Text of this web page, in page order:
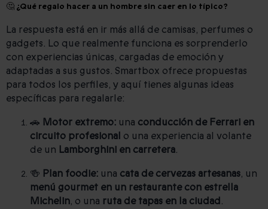
🤔 ¿Qué regalo hacer a un hombre sin caer en lo típico?
La respuesta está en ir más allá de camisas, perfumes o
gadgets. Lo que realmente funciona es sorprenderlo
con experiencias únicas, cargadas de emoción y
adaptadas a sus gustos. Smartbox ofrece propuestas
para todos los perfiles, y aquí tienes algunas ideas
específicas para regalarle:
🚗 Motor extremo: una conducción de Ferrari en
circuito profesional o una experiencia al volante
de un Lamborghini en carretera.
🍻 Plan foodie: una cata de cervezas artesanas, un
menú gourmet en un restaurante con estrella
Michelin, o una ruta de tapas en la ciudad.